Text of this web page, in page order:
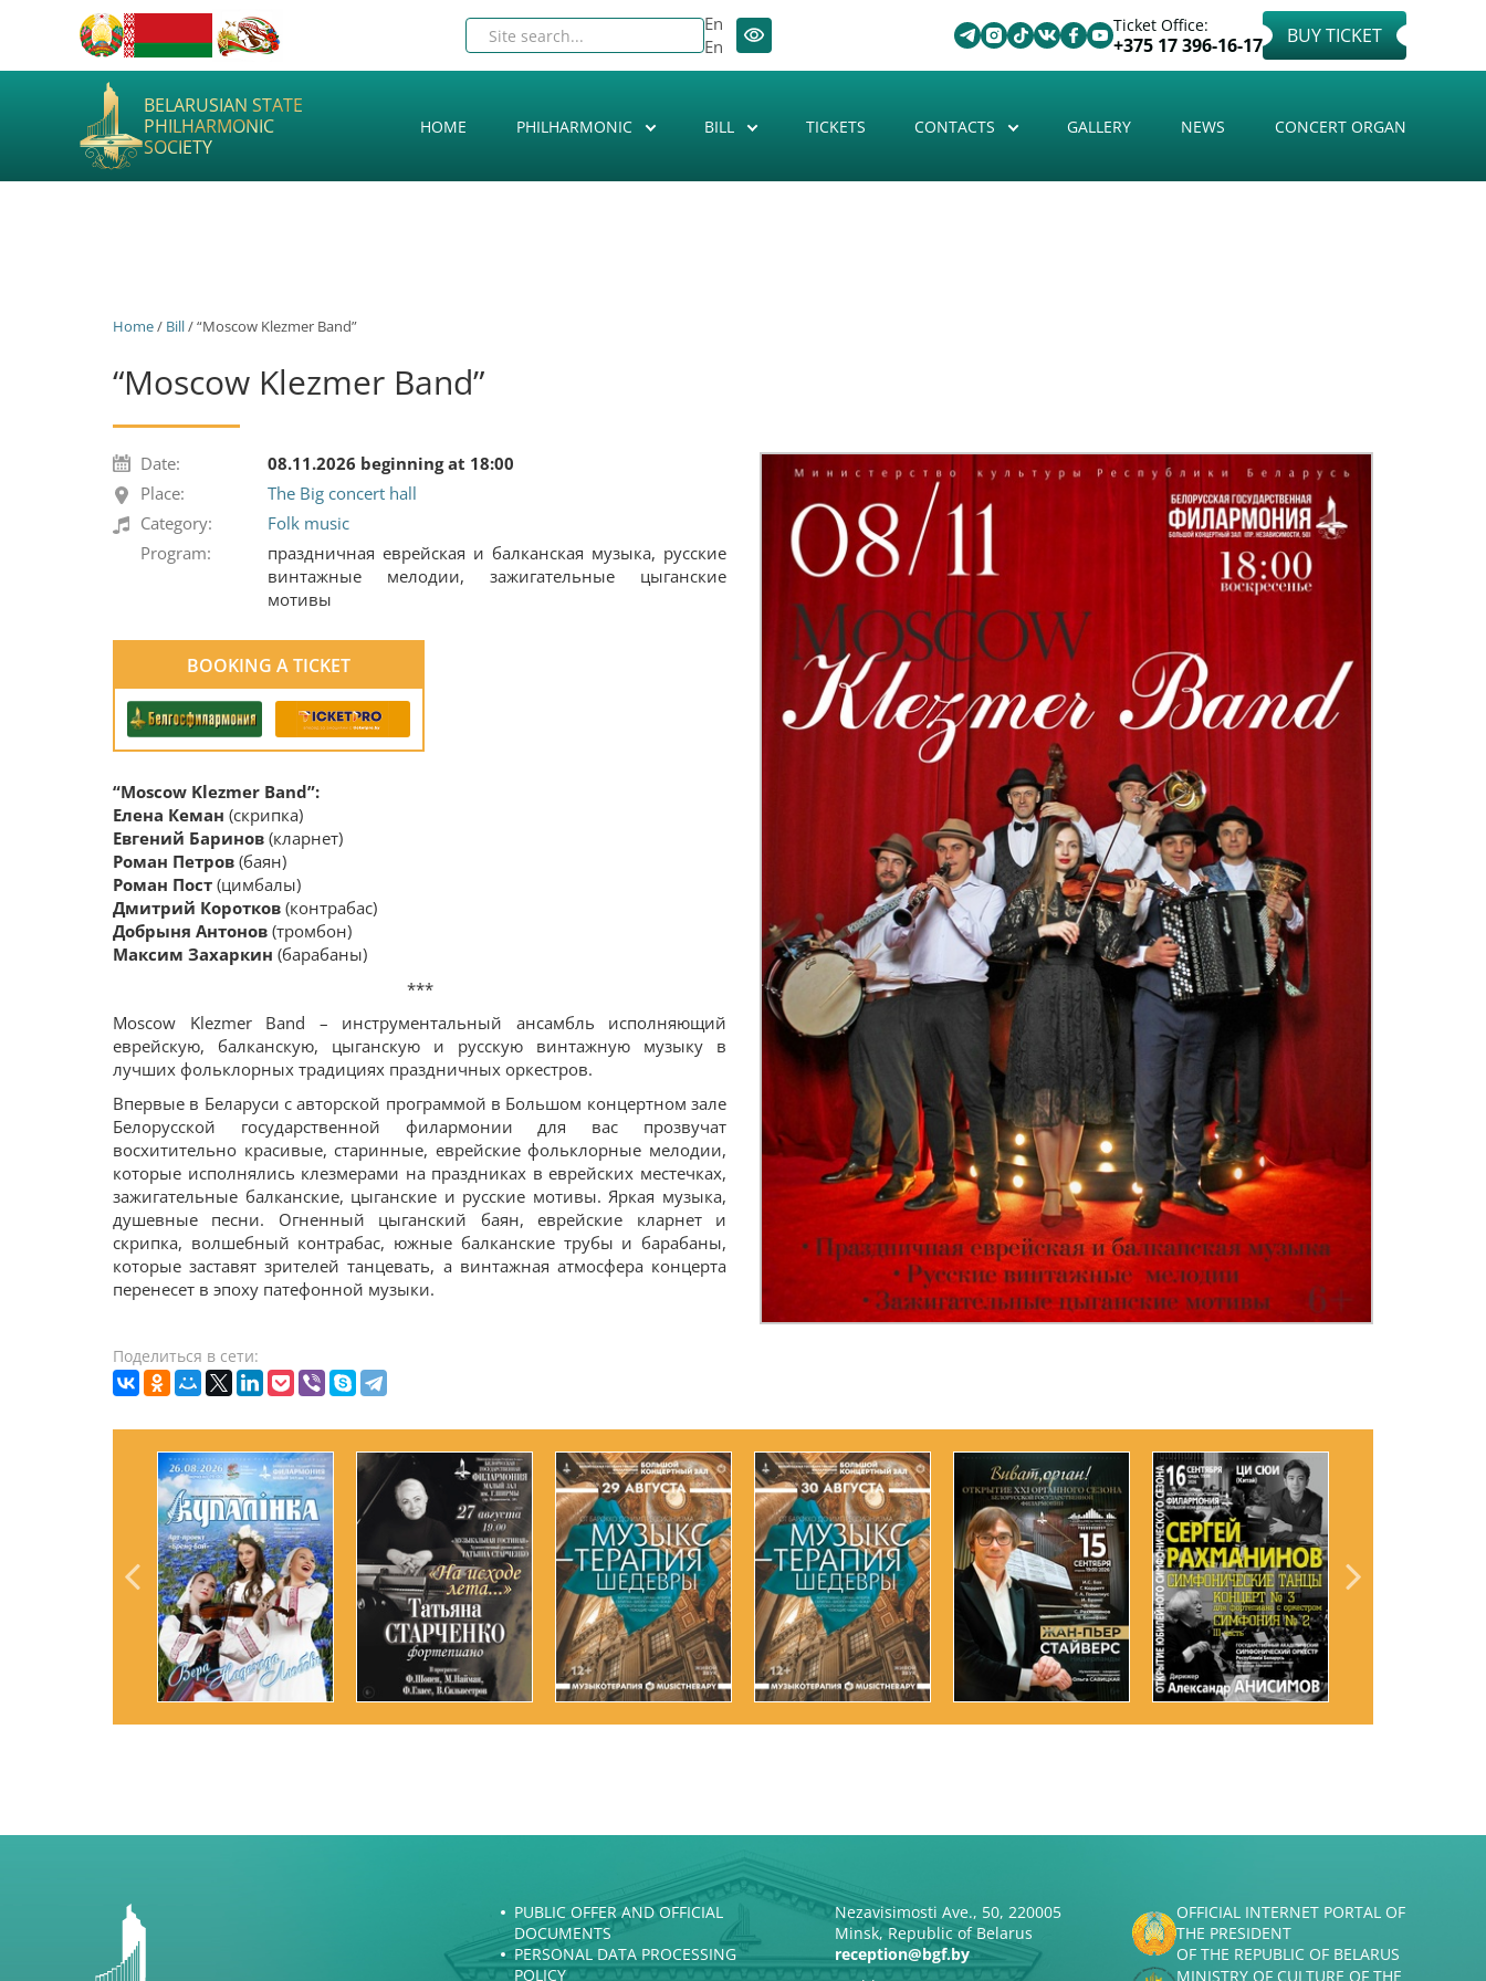
Ticket Office:
+375 17 396-16-17 BUY TICKET
En
En
BELARUSIAN STATE
PHILHARMONIC
SOCIETY
HOME PHILHARMONIC BILL TICKETS CONTACTS GALLERY NEWS CONCERT ORGAN
Home/ Bill/ “Moscow Klezmer Band”
“Moscow Klezmer Band”
Date:
08.11.2026 beginning at 18:00
Place:
The Big concert hall
Category:
Folk music
Program:
праздничная еврейская и балканская музыка, русские
винтажные мелодии, зажигательные цыганские
мотивы
BOOKING A TICKET
“Moscow Klezmer Band”:
Елена Кеман (скрипка)
Евгений Баринов (кларнет)
Роман Петров (баян)
Роман Пост (цимбалы)
Дмитрий Коротков (контрабас)
Добрыня Антонов (тромбон)
Максим Захаркин (барабаны)
***
Moscow Klezmer Band – инструментальный ансамбль исполняющий
еврейскую, балканскую, цыганскую и русскую винтажную музыку в
лучших фольклорных традициях праздничных оркестров.
Впервые в Беларуси с авторской программой в Большом концертном зале
Белорусской государственной филармонии для вас прозвучат
восхитительно красивые, старинные, еврейские фольклорные мелодии,
которые исполнялись клезмерами на праздниках в еврейских местечках,
зажигательные балканские, цыганские и русские мотивы. Яркая музыка,
душевные песни. Огненный цыганский баян, еврейские кларнет и
скрипка, волшебный контрабас, южные балканские трубы и барабаны,
которые заставят зрителей танцевать, а винтажная атмосфера концерта
перенесет в эпоху патефонной музыки.
PUBLIC OFFER AND OFFICIAL
DOCUMENTS
PERSONAL DATA PROCESSING
POLICY
Nezavisimosti Ave., 50, 220005
Minsk, Republic of Belarus
reception@bgf.by
OFFICIAL INTERNET PORTAL OF
THE PRESIDENT
OF THE REPUBLIC OF BELARUS
MINISTRY OF CULTURE OF THE